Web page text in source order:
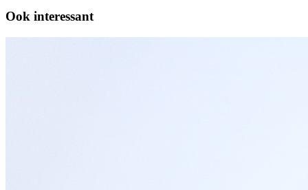
Ook interessant